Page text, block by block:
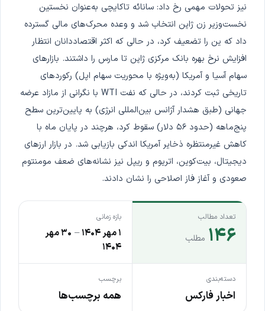
نیز تحولات مهمی رخ داد: سانائه تاکایچی به‌عنوان نخستین
نخست‌وزیر زن ژاپن انتخاب شد و وعده محرک‌های مالی گسترده
داد که ین را تضعیف کرد، در حالی که اکثر اقتصاددانان انتظار
افزایش نرخ بهره بانک مرکزی ژاپن تا مارس را داشتند. بازارهای
سهام آسیا و آمریکا (به‌ویژه با محوریت سهام اپل) رکوردهای
تاریخی ثبت کردند، در حالی که نفت WTI با نگرانی از مازاد عرضه
جهانی (طبق هشدار آژانس بین‌المللی انرژی) به پایین‌ترین سطح
پنج‌ماهه (حدود ۵۶ دلار) سقوط کرد، هرچند در پایان ماه با
کاهش غیرمنتظره ذخایر آمریکا اندکی بازیابی شد. در بازار ارزهای
دیجیتال، بیت‌کوین، اتریوم و ریپل نیز نشانه‌های ضعف مومنتوم
صعودی و آغاز فاز اصلاحی را نشان دادند.
تعداد مطالب
۱۴۶ مطلب
بازه زمانی
۱ مهر ۱۴۰۴ –
۳۰ مهر
۱۴۰۴
دسته‌بندی
اخبار فارکس
برچسب
همه برچسب‌ها